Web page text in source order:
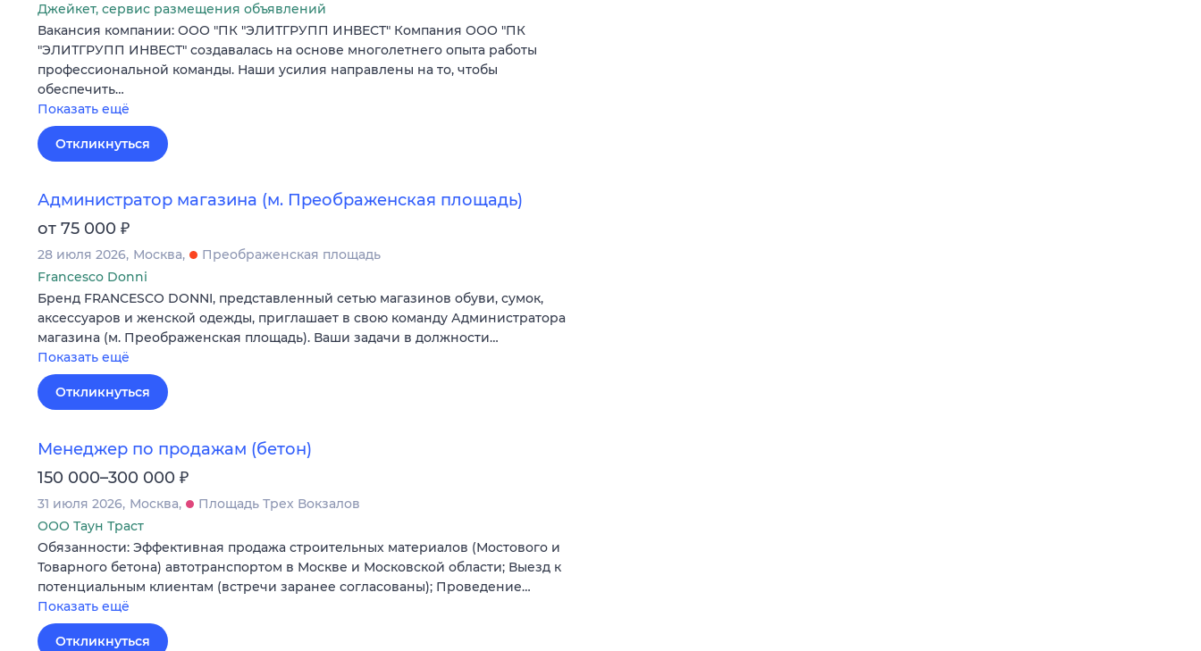
Джейкет, сервис размещения объявлений
Вакансия компании: ООО "ПК "ЭЛИТГРУПП ИНВЕСТ" Компания ООО "ПК
"ЭЛИТГРУПП ИНВЕСТ" создавалась на основе многолетнего опыта работы
профессиональной команды. Наши усилия направлены на то, чтобы
обеспечить…
Показать ещё
Откликнуться
Администратор магазина (м. Преображенская площадь)
от 75 000 ₽
28 июля 2026 Москва
Преображенская площадь
Francesco Donni
Бренд FRANCESCO DONNI, представленный сетью магазинов обуви, сумок,
аксессуаров и женской одежды, приглашает в свою команду Администратора
магазина (м. Преображенская площадь). Ваши задачи в должности…
Показать ещё
Откликнуться
Менеджер по продажам (бетон)
150 000–300 000 ₽
31 июля 2026 Москва
Площадь Трех Вокзалов
ООО Таун Траст
Обязанности: Эффективная продажа строительных материалов (Мостового и
Товарного бетона) автотранспортом в Москве и Московской области; Выезд к
потенциальным клиентам (встречи заранее согласованы); Проведение…
Показать ещё
Откликнуться